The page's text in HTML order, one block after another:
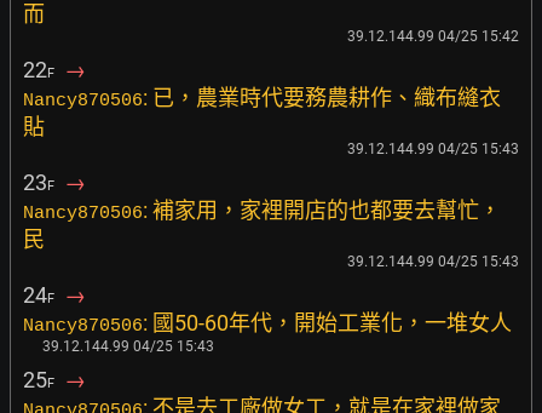
而
39.12.144.99 04/25 15:42
22F →
Nancy870506: 已，農業時代要務農耕作、織布縫衣
貼
39.12.144.99 04/25 15:43
23F →
Nancy870506: 補家用，家裡開店的也都要去幫忙，
民
39.12.144.99 04/25 15:43
24F →
Nancy870506: 國50-60年代，開始工業化，一堆女人
39.12.144.99 04/25 15:43
25F →
: 不是去工廠做女工，就是在家裡做家